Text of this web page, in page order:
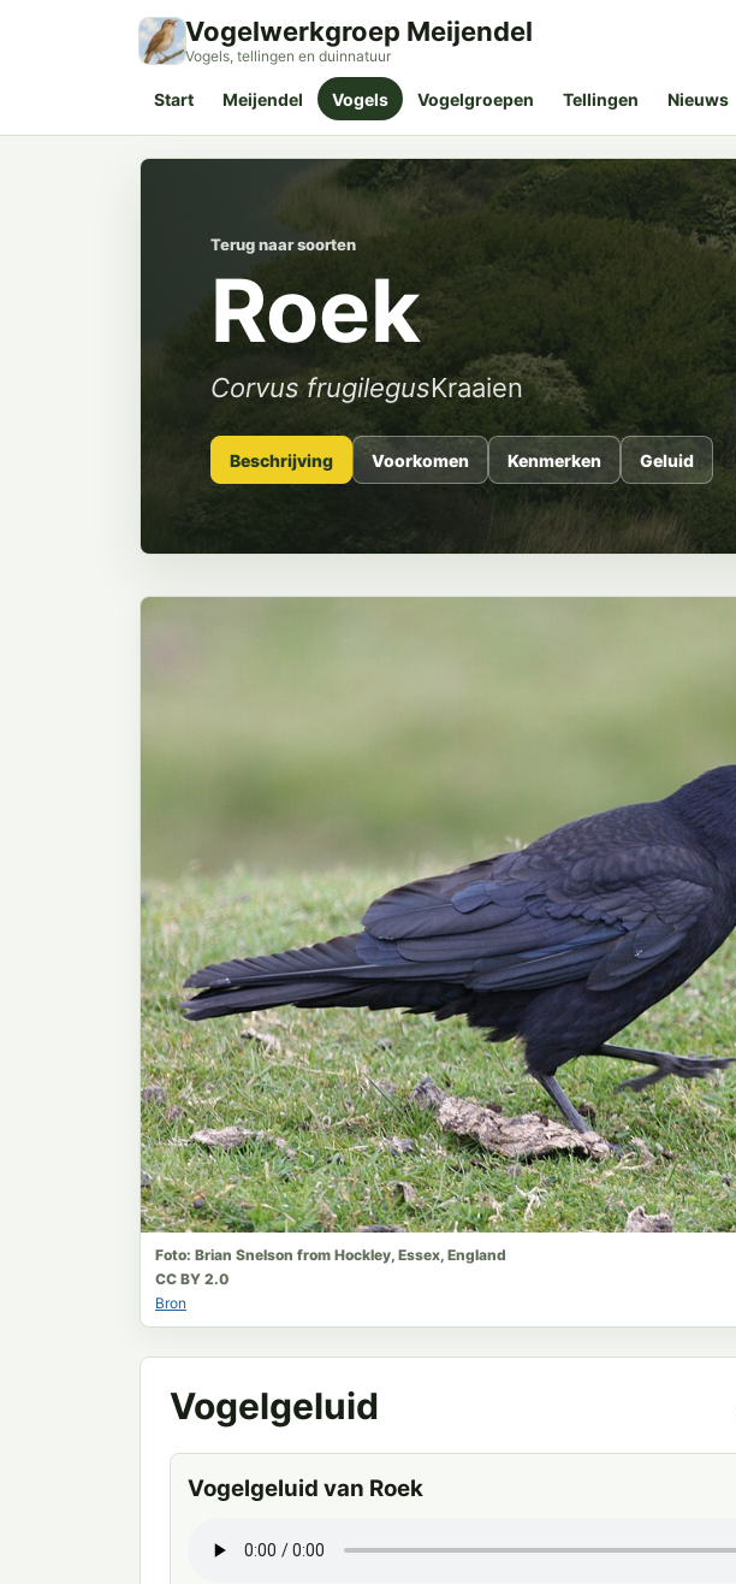
Vogelwerkgroep Meijendel
Vogels, tellingen en duinnatuur
Start Meijendel Vogels Vogelgroepen Tellingen Nieuws
Terug naar soorten
Roek
Corvus frugilegusKraaien
Beschrijving Voorkomen Kenmerken Geluid
Foto: Brian Snelson from Hockley, Essex, England
CC BY 2.0
Bron
Vogelgeluid
Vogelgeluid van Roek